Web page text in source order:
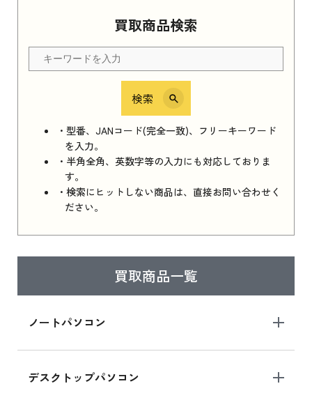
買取商品検索
検索
・型番、JANコード(完全一致)、フリーキーワード
を入力。
・半角全角、英数字等の入力にも対応しておりま
す。
・検索にヒットしない商品は、直接お問い合わせく
ださい。
買取商品一覧
ノートパソコン
デスクトップパソコン
Apple Watch Series 11 2025 新品買取価格はこ
ちら
iPhone 16e シリーズ 2025
iPhone 16e シリーズ 2025 新品買取価格はこち
ら
iPad 11インチ 2025年春モデル
はこちら
ら
iPad mini シリーズ 2024